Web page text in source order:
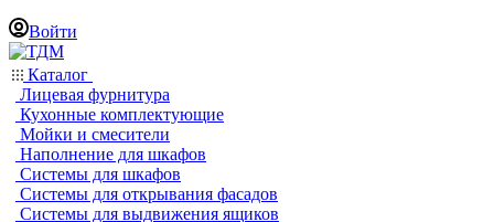
Войти
Каталог
Лицевая фурнитура
Кухонные комплектующие
Мойки и смесители
Наполнение для шкафов
Системы для шкафов
Системы для открывания фасадов
Системы для выдвижения ящиков